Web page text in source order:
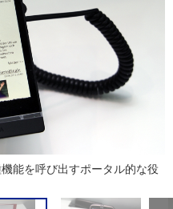
能を呼び出すポータル的な役